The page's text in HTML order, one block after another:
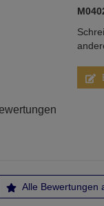
Alle Bewertungen